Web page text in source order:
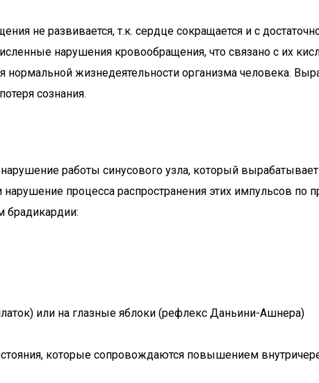
не развивается, т.к. сердце сокращается и с
нарушения кровообращения, что связано с их
жизнедеятельности организма человека.
сознания.
работы синусового узла, который
нарушение процесса распространения этих импульсов
брадикардии:
или на глазные яблоки (рефлекс Даньини-Ашнера)
которые сопровождаются повышением